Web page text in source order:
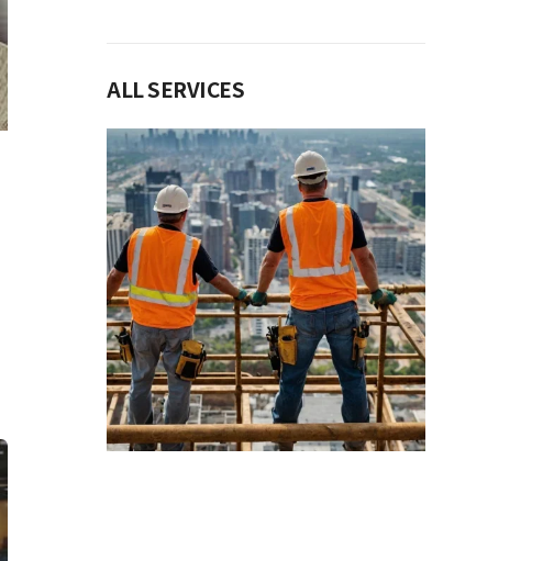
ALL SERVICES